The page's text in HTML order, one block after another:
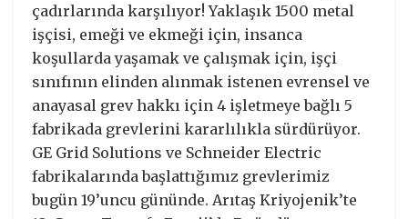
çadırlarında karşılıyor! Yaklaşık 1500 metal
işçisi, emeği ve ekmeği için, insanca
koşullarda yaşamak ve çalışmak için, işçi
sınıfının elinden alınmak istenen evrensel ve
anayasal grev hakkı için 4 işletmeye bağlı 5
fabrikada grevlerini kararlılıkla sürdürüyor.
GE Grid Solutions ve Schneider Electric
fabrikalarında başlattığımız grevlerimiz
bugün 19’uncu gününde. Arıtaş Kriyojenik’te